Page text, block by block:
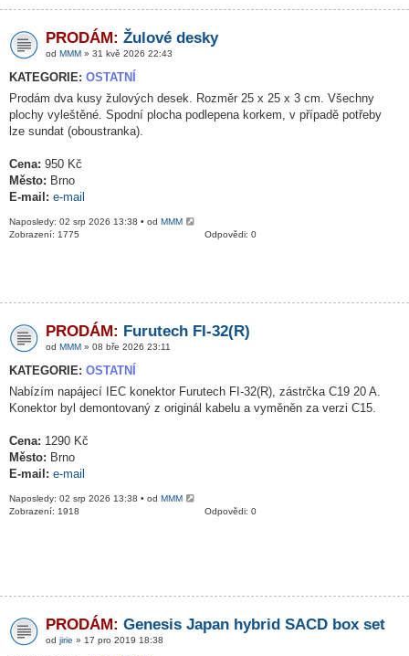
PRODÁM: Žulové desky
od MMM » 31 kvě 2026 22:43
KATEGORIE: OSTATNÍ
Prodám dva kusy žulových desek. Rozměr 25 x 25 x 3 cm. Všechny
plochy vyleštěné. Spodní plocha podlepena korkem, v případě potřeby
lze sundat (oboustranka).
Cena: 950 Kč
Město: Brno
E-mail: e-mail
Naposledy: 02 srp 2026 13:38 • od MMM
Odpovědi: 0
Zobrazení: 1775
PRODÁM: Furutech FI-32(R)
od MMM » 08 bře 2026 23:11
KATEGORIE: OSTATNÍ
Nabízím napájecí IEC konektor Furutech FI-32(R), zástrčka C19 20 A.
Konektor byl demontovaný z originál kabelu a vyměněn za verzi C15.
Cena: 1290 Kč
Město: Brno
E-mail: e-mail
Naposledy: 02 srp 2026 13:38 • od MMM
Odpovědi: 0
Zobrazení: 1918
PRODÁM: Genesis Japan hybrid SACD box set
od jirie » 17 pro 2019 18:38